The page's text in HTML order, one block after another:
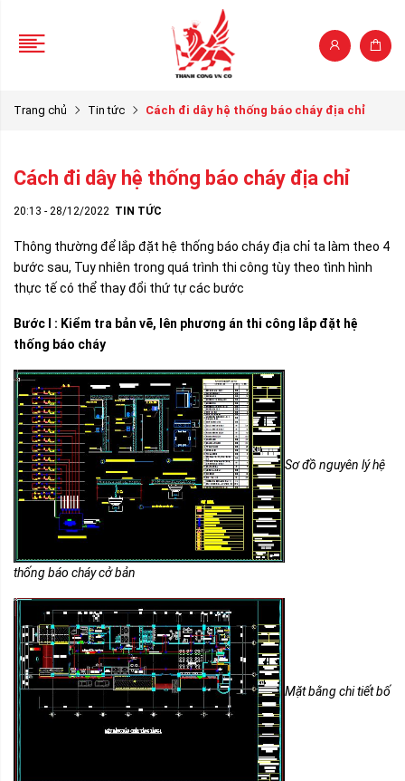
Trang chủ Tin tức Cách đi dây hệ thống báo cháy địa chỉ
Cách đi dây hệ thống báo cháy địa chỉ
20:13 - 28/12/2022 TIN TỨC
Thông thường để lắp đặt hệ thống báo cháy địa chỉ ta làm theo 4
bước sau, Tuy nhiên trong quá trình thi công tùy theo tình hình
thực tế có thể thay đổi thứ tự các bước
Bước I : Kiểm tra bản vẽ, lên phương án thi công lắp đặt hệ
thống báo cháy
Sơ đồ nguyên lý hệ
thống báo cháy cở bản
Mặt bằng chi tiết bố